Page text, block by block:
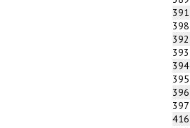
391
398
392
393
394
395
396
397
416